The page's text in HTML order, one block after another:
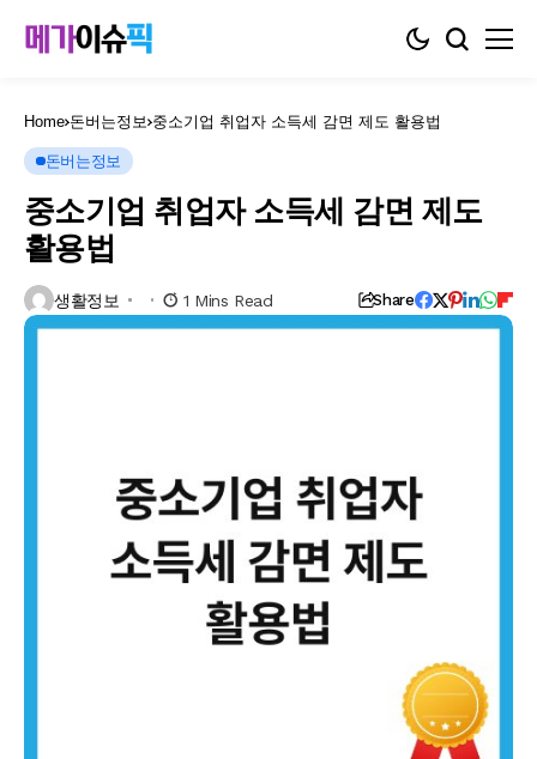
Home 돈버는정보 중소기업 취업자 소득세 감면 제도 활용법
돈버는정보
중소기업 취업자 소득세 감면 제도
활용법
생활정보 1 Mins Read Share